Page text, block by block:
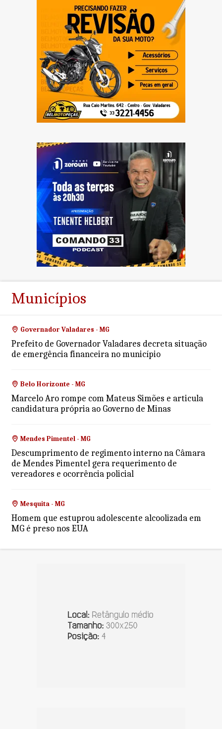
Municípios
Governador Valadares - MG
Prefeito de Governador Valadares decreta situação
de emergência financeira no município
Belo Horizonte - MG
Marcelo Aro rompe com Mateus Simões e articula
candidatura própria ao Governo de Minas
Mendes Pimentel - MG
Descumprimento de regimento interno na Câmara
de Mendes Pimentel gera requerimento de
vereadores e ocorrência policial
Mesquita - MG
Homem que estuprou adolescente alcoolizada em
MG é preso nos EUA